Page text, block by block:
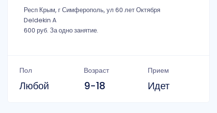
Респ Крым, г Симферополь, ул 60 лет Октября
Deldekin A
600 руб. За одно занятие.
Пол
Любой
Возраст
9-18
Прием
Идет